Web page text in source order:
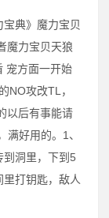
典》魔力宝贝
魔力宝贝天狼
宠方面一开始
NO攻改TL，
以后有事能请
好用的。1、
到洞里，下到5
打钥匙，敌人